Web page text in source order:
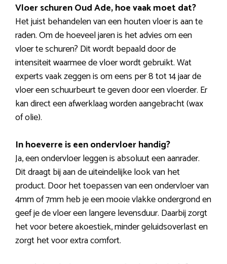
Vloer schuren Oud Ade, hoe vaak moet dat?
Het juist behandelen van een houten vloer is aan te
raden. Om de hoeveel jaren is het advies om een
vloer te schuren? Dit wordt bepaald door de
intensiteit waarmee de vloer wordt gebruikt. Wat
experts vaak zeggen is om eens per 8 tot 14 jaar de
vloer een schuurbeurt te geven door een vloerder. Er
kan direct een afwerklaag worden aangebracht (wax
of olie).
In hoeverre is een ondervloer handig?
Ja, een ondervloer leggen is absoluut een aanrader.
Dit draagt bij aan de uiteindelijke look van het
product. Door het toepassen van een ondervloer van
4mm of 7mm heb je een mooie vlakke ondergrond en
geef je de vloer een langere levensduur. Daarbij zorgt
het voor betere akoestiek, minder geluidsoverlast en
zorgt het voor extra comfort.